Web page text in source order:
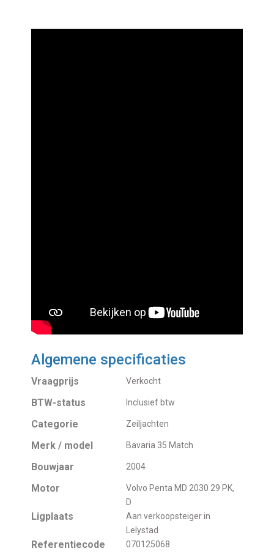
Algemene specificaties
Vraagprijs Verkocht
BTW-status Inclusief btw
Categorie Zeiljachten
Merk / model Bavaria 35 Match
Bouwjaar 2004
Motor
Volvo Penta MD 2030 29 PK,
D
Ligplaats
Aan verkoopsteiger in
Lelystad
Referentiecode 070125068